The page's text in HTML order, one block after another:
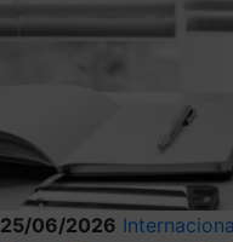
25/06/2026